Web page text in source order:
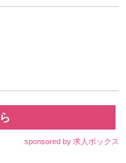
sponsored by 求人ボックス